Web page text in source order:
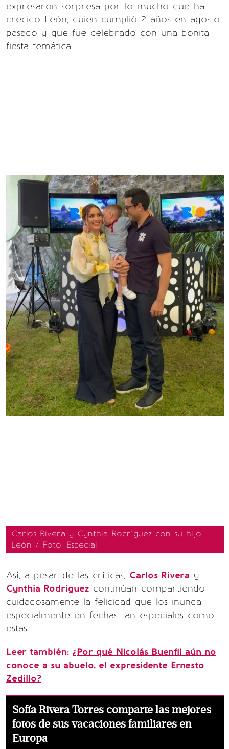
expresaron sorpresa por lo mucho que ha
crecido León, quien cumplió 2 años en agosto
pasado y que fue celebrado con una bonita
fiesta temática.
Carlos Rivera y Cynthia Rodríguez con su hijo
León / Foto: Especial
Así, a pesar de las críticas, Carlos Rivera y
Cynthia Rodríguez continúan compartiendo
cuidadosamente la felicidad que los inunda,
especialmente en fechas tan especiales como
estas.
Leer también: ¿Por qué Nicolás Buenfil aún no
conoce a su abuelo, el expresidente Ernesto
Zedillo?
Sofía Rivera Torres comparte las mejores
fotos de sus vacaciones familiares en
Europa